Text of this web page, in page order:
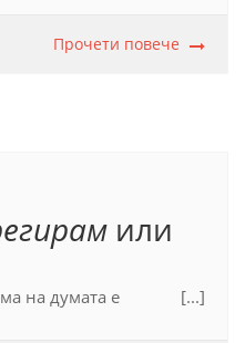
(2012), с. 548.
Прочети повече
или
на думата е
[...]